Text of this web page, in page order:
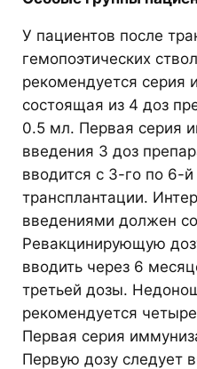
У пациентов после
гемопоэтических
рекомендуется серия
состоящая из 4 доз
0.5 мл. Первая серия
введения 3 доз
вводится с 3-го по 6-
трансплантации.
введениями должен
Ревакцинирующую
вводить через 6
третьей дозы.
рекомендуется
Первая серия
Первую дозу следует